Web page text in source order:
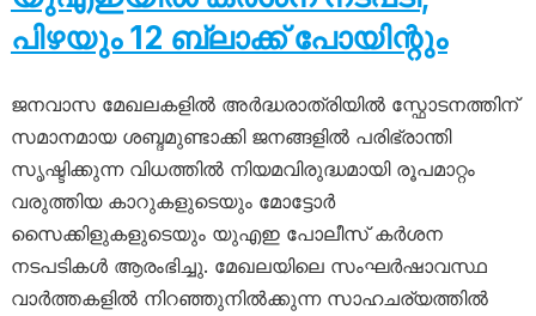
പിഴയും 12 ബ്ലാക്ക് പോയിന്റും
ജനവാസ മേഖലകളിൽ അർദ്ധരാത്രിയിൽ സ്ഫോടനത്തിന്
സമാനമായ ശബ്ദമുണ്ടാക്കി ജനങ്ങളിൽ പരിഭ്രാന്തി
സൃഷ്ടിക്കുന്ന വിധത്തിൽ നിയമവിരുദ്ധമായി രൂപമാറ്റം
വരുത്തിയ കാറുകളുടെയും മോട്ടോർ
സൈക്കിളുകളുടെയും യുഎഇ പോലീസ് കർശന
നടപടികൾ ആരംഭിച്ചു. മേഖലയിലെ സംഘർഷാവസ്ഥ
വാർത്തകളിൽ നിറഞ്ഞുനിൽക്കുന്ന സാഹചര്യത്തിൽ